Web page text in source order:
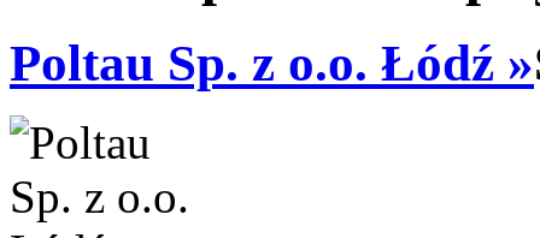
Poltau Sp. z o.o. Łódź »